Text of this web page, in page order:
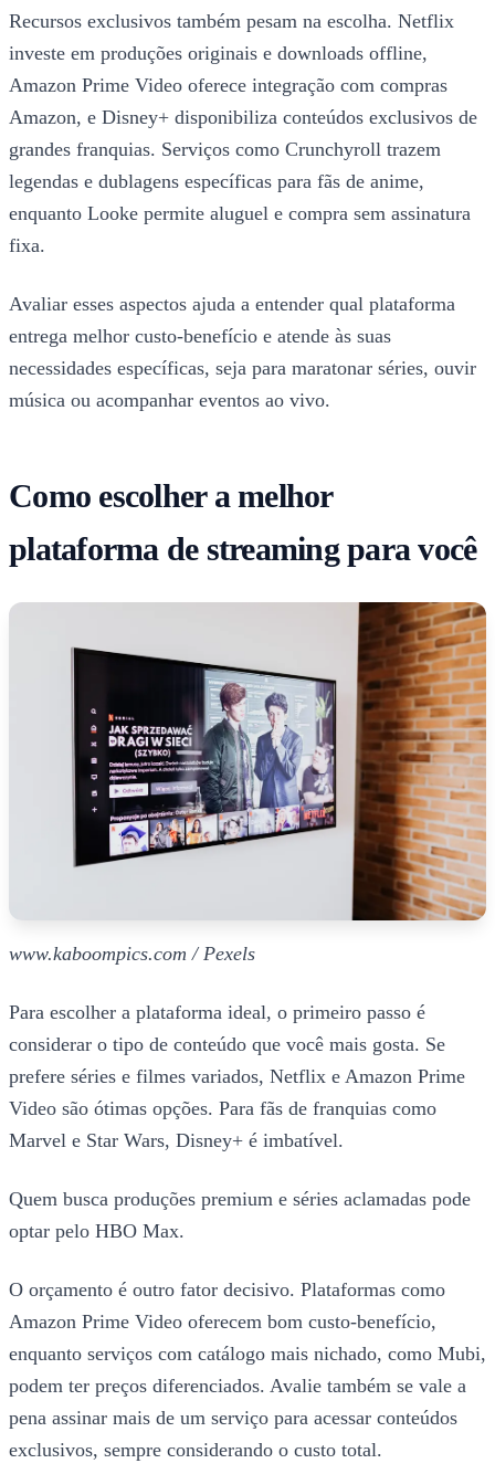
Recursos exclusivos também pesam na escolha. Netflix
investe em produções originais e downloads offline,
Amazon Prime Video oferece integração com compras
Amazon, e Disney+ disponibiliza conteúdos exclusivos de
grandes franquias. Serviços como Crunchyroll trazem
legendas e dublagens específicas para fãs de anime,
enquanto Looke permite aluguel e compra sem assinatura
fixa.
Avaliar esses aspectos ajuda a entender qual plataforma
entrega melhor custo-benefício e atende às suas
necessidades específicas, seja para maratonar séries, ouvir
música ou acompanhar eventos ao vivo.
Como escolher a melhor
plataforma de streaming para você
www.kaboompics.com / Pexels
Para escolher a plataforma ideal, o primeiro passo é
considerar o tipo de conteúdo que você mais gosta. Se
prefere séries e filmes variados, Netflix e Amazon Prime
Video são ótimas opções. Para fãs de franquias como
Marvel e Star Wars, Disney+ é imbatível.
Quem busca produções premium e séries aclamadas pode
optar pelo HBO Max.
O orçamento é outro fator decisivo. Plataformas como
Amazon Prime Video oferecem bom custo-benefício,
enquanto serviços com catálogo mais nichado, como Mubi,
podem ter preços diferenciados. Avalie também se vale a
pena assinar mais de um serviço para acessar conteúdos
exclusivos, sempre considerando o custo total.